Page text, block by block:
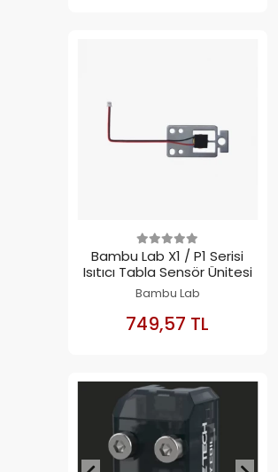
Bambu Lab X1 / P1 Serisi
Isıtıcı Tabla Sensör Ünitesi
Bambu Lab
749,57 TLSEPETE
EKLE